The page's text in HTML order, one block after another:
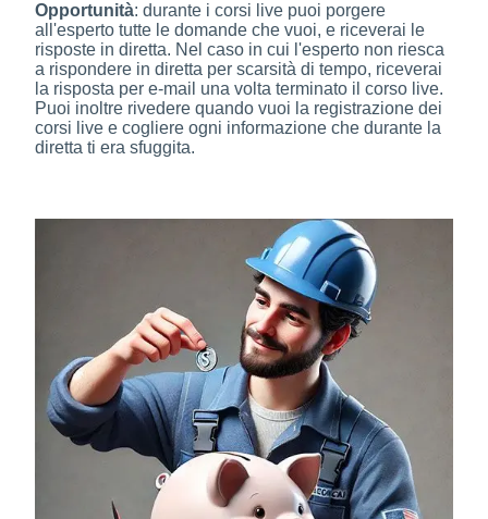
Opportunità: durante i corsi live puoi porgere
all'esperto tutte le domande che vuoi, e riceverai le
risposte in diretta. Nel caso in cui l'esperto non riesca
a rispondere in diretta per scarsità di tempo, riceverai
la risposta per e-mail una volta terminato il corso live.
Puoi inoltre rivedere quando vuoi la registrazione dei
corsi live e cogliere ogni informazione che durante la
diretta ti era sfuggita.